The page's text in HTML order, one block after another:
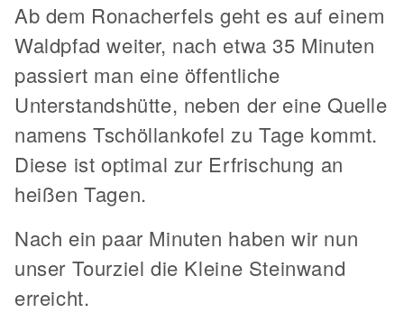
Ab dem Ronacherfels geht es auf einem
Waldpfad weiter, nach etwa 35 Minuten
passiert man eine öffentliche
Unterstandshütte, neben der eine Quelle
namens Tschöllankofel zu Tage kommt.
Diese ist optimal zur Erfrischung an
heißen Tagen.
Nach ein paar Minuten haben wir nun
unser Tourziel die Kleine Steinwand
erreicht.